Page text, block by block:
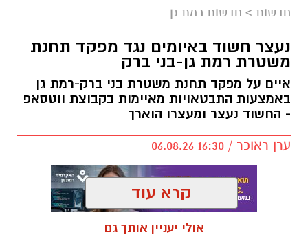
הטלוויזיה. גם משני צידי הפרקט מאחורי הסלים
מטרת השינוי היא להעניק לאוהדים חוויית משחק
נעימה והיא מתבצע תודות לתמיכת ראש העיר,
כרמל שאמה הכהן ובהובלת מנכ״ל רשות הספורט
העירונית ר״ג, רוני יהודה. בזכות השינוי המתבצע
תגדל כמות המקומות ביציעים על הפרקט בכ-200
מקומות.
חדשות > חדשות רמת גן
נעצר חשוד באיומים נגד מפקד תחנת
משטרת רמת גן-בני ברק
איים על מפקד תחנת משטרת בני ברק-רמת גן
באמצעות התבטאויות מאיימות בקבוצת ווטסאפ
- החשוד נעצר ומעצרו הוארך
ערן ראוכר / 16:30 06.08.26
קרא עוד
אולי יעניין אותך גם